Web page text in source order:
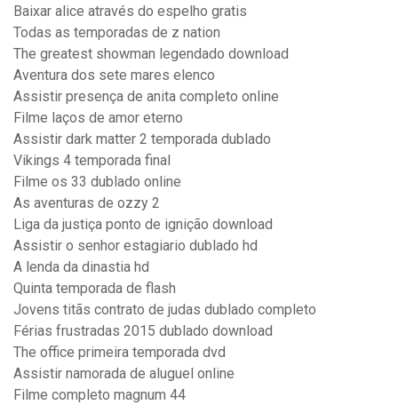
Baixar alice através do espelho gratis
Todas as temporadas de z nation
The greatest showman legendado download
Aventura dos sete mares elenco
Assistir presença de anita completo online
Filme laços de amor eterno
Assistir dark matter 2 temporada dublado
Vikings 4 temporada final
Filme os 33 dublado online
As aventuras de ozzy 2
Liga da justiça ponto de ignição download
Assistir o senhor estagiario dublado hd
A lenda da dinastia hd
Quinta temporada de flash
Jovens titãs contrato de judas dublado completo
Férias frustradas 2015 dublado download
The office primeira temporada dvd
Assistir namorada de aluguel online
Filme completo magnum 44